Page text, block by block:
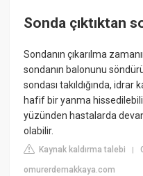
Sonda çıktıktan
Sondanın çıkarılma
sondanın balonunu
sondası takıldığında,
hafif bir yanma
yüzünden hastalarda
olabilir.
Kaynak kaldırma talebi |
omurerdemakkaya.com